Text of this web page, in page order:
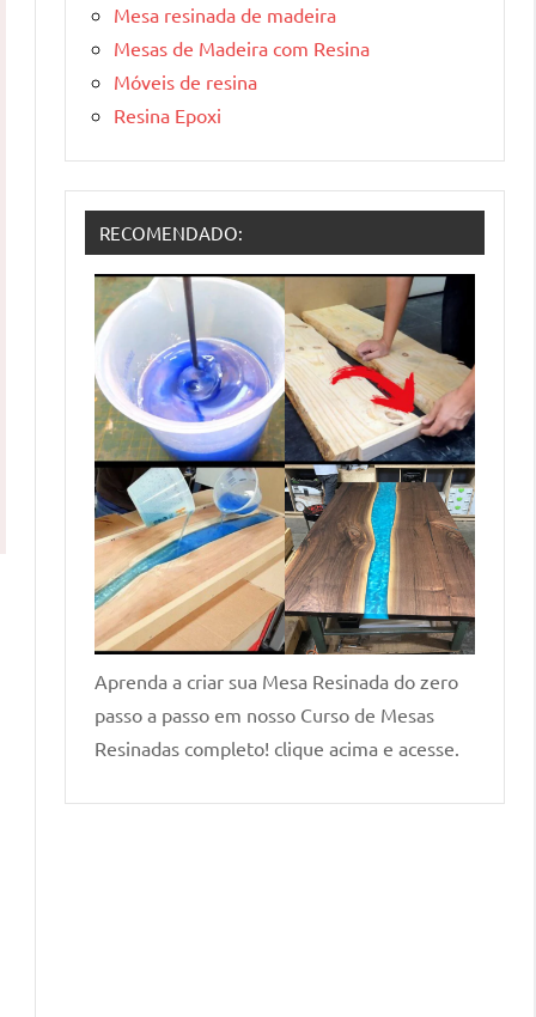
Mesa resinada de madeira
Mesas de Madeira com Resina
Móveis de resina
Resina Epoxi
RECOMENDADO:
Aprenda a criar sua Mesa Resinada do zero
passo a passo em nosso Curso de Mesas
Resinadas completo! clique acima e acesse.